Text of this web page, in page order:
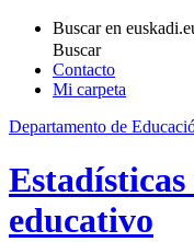
Buscar en
Buscar
Contacto
Mi carpeta
Departamento de
educativo